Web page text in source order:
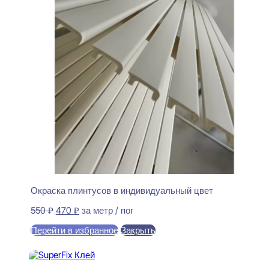
Окраска плинтусов в индивидуальный цвет
550₽ Первоначальная
составляла
470 ₽Текущая
470 ₽.
за метр / пог
Перейти в избранное Закрыть